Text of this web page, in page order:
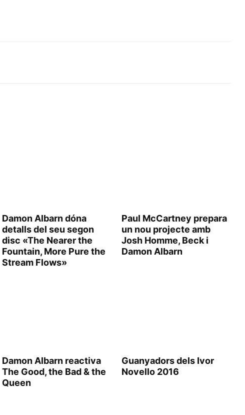
Damon Albarn dóna
detalls del seu segon
disc «The Nearer the
Fountain, More Pure the
Stream Flows»
Paul McCartney prepara
un nou projecte amb
Josh Homme, Beck i
Damon Albarn
Damon Albarn reactiva
The Good, the Bad & the
Queen
Guanyadors dels Ivor
Novello 2016